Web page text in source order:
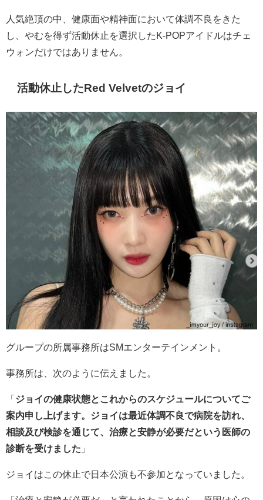
人気絶頂の中、健康面や精神面において体調不良をきた
し、やむを得ず活動休止を選択したK-POPアイドルはチェ
ウォンだけではありません。
活動休止したRed Velvetのジョイ
グループの所属事務所はSMエンターテインメント。
事務所は、次のように伝えました。
「 ジョイの健康状態とこれからのスケジュールについてご
案内申し上げます。ジョイは最近体調不良で病院を訪れ、
相談及び検診を通じて、治療と安静が必要だという医師の
診断を受けました 」
ジョイはこの休止で日本公演も不参加となっていました。